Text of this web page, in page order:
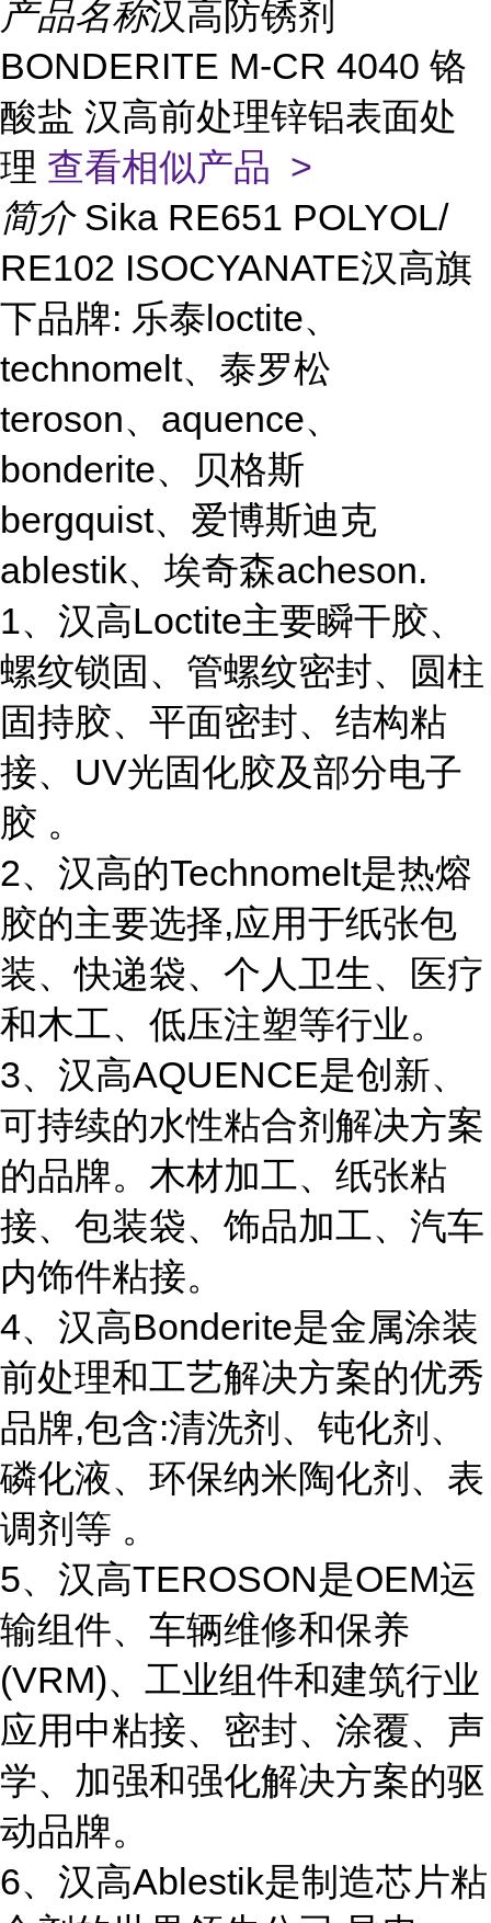
产品名称汉高防锈剂
BONDERITE M-CR 4040 铬
酸盐 汉高前处理锌铝表面处
理 查看相似产品 >
简介 Sika RE651 POLYOL/
RE102 ISOCYANATE汉高旗
下品牌: 乐泰loctite、
technomelt、泰罗松
teroson、aquence、
bonderite、贝格斯
bergquist、爱博斯迪克
ablestik、埃奇森acheson.
1、汉高Loctite主要瞬干胶、
螺纹锁固、管螺纹密封、圆柱
固持胶、平面密封、结构粘
接、UV光固化胶及部分电子
胶 。
2、汉高的Technomelt是热熔
胶的主要选择,应用于纸张包
装、快递袋、个人卫生、医疗
和木工、低压注塑等行业。
3、汉高AQUENCE是创新、
可持续的水性粘合剂解决方案
的品牌。木材加工、纸张粘
接、包装袋、饰品加工、汽车
内饰件粘接。
4、汉高Bonderite是金属涂装
前处理和工艺解决方案的优秀
品牌,包含:清洗剂、钝化剂、
磷化液、环保纳米陶化剂、表
调剂等 。
5、汉高TEROSON是OEM运
输组件、车辆维修和保养
(VRM)、工业组件和建筑行业
应用中粘接、密封、涂覆、声
学、加强和强化解决方案的驱
动品牌。
6、汉高Ablestik是制造芯片粘